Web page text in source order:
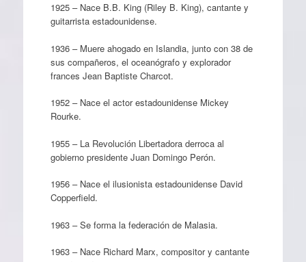
1925 – Nace B.B. King (Riley B. King), cantante y
guitarrista estadounidense.
1936 – Muere ahogado en Islandia, junto con 38 de
sus compañeros, el oceanógrafo y explorador
frances Jean Baptiste Charcot.
1952 – Nace el actor estadounidense Mickey
Rourke.
1955 – La Revolución Libertadora derroca al
gobierno presidente Juan Domingo Perón.
1956 – Nace el ilusionista estadounidense David
Copperfield.
1963 – Se forma la federación de Malasia.
1963 – Nace Richard Marx, compositor y cantante